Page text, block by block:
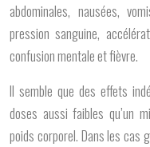
abdominales, nausées,
pression sanguine,
confusion mentale et fièvre.
Il semble que des effets
doses aussi faibles qu’un
poids corporel. Dans les cas